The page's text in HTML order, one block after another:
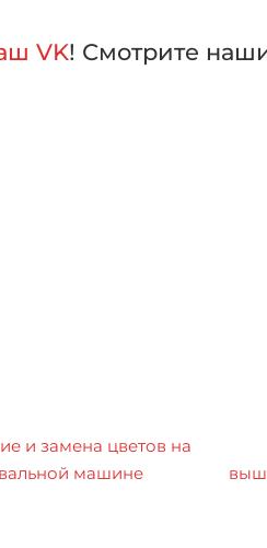
VK! Смотрите
и замена цветов на
машине